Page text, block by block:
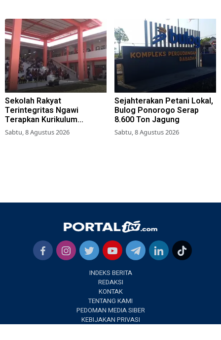
Sekolah Rakyat
Terintegritas Ngawi
Terapkan Kurikulum
Berbasis Asrama
Sabtu, 8 Agustus 2026
Sejahterakan Petani Lokal,
Bulog Ponorogo Serap
8.600 Ton Jagung
Sabtu, 8 Agustus 2026
INDEKS BERITA
REDAKSI
KONTAK
TENTANG KAMI
PEDOMAN MEDIA SIBER
KEBIJAKAN PRIVASI